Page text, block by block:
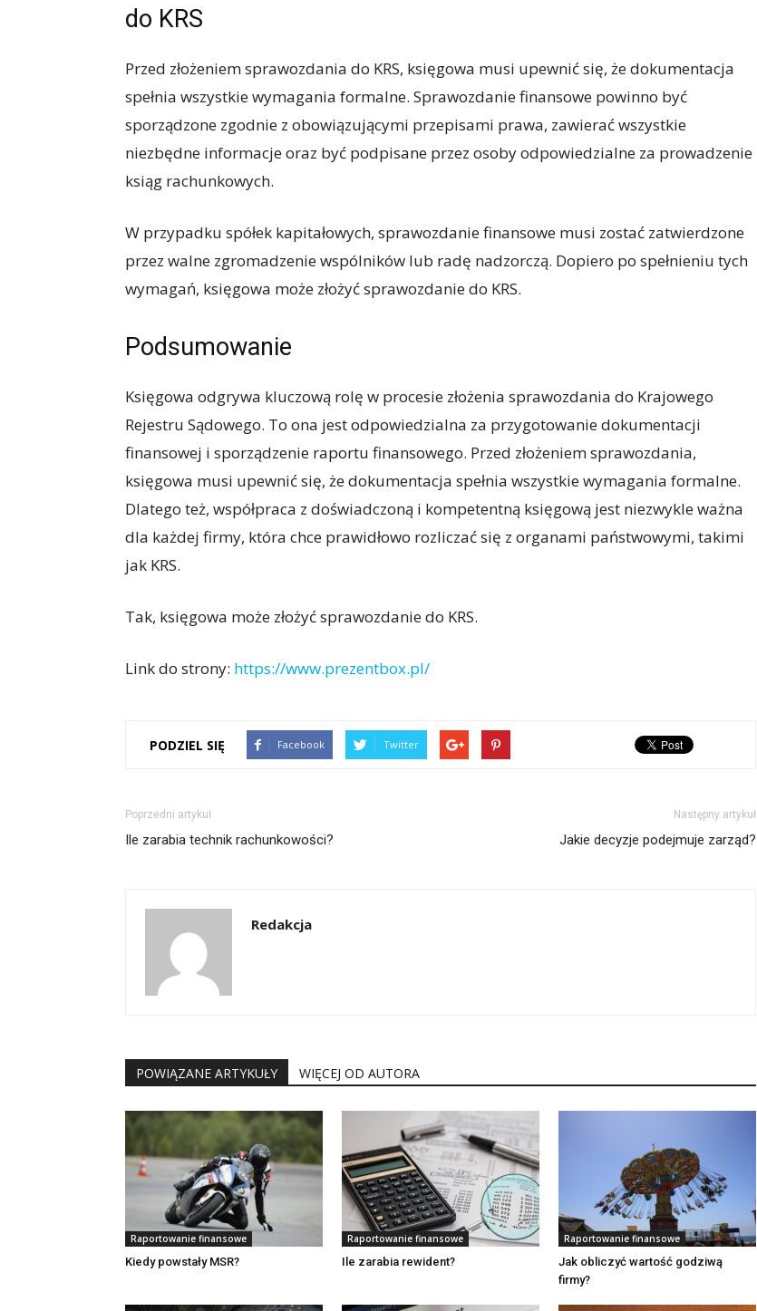
do KRS
Przed złożeniem sprawozdania do KRS, księgowa musi upewnić się, że dokumentacja
spełnia wszystkie wymagania formalne. Sprawozdanie finansowe powinno być
sporządzone zgodnie z obowiązującymi przepisami prawa, zawierać wszystkie
niezbędne informacje oraz być podpisane przez osoby odpowiedzialne za prowadzenie
ksiąg rachunkowych.
W przypadku spółek kapitałowych, sprawozdanie finansowe musi zostać zatwierdzone
przez walne zgromadzenie wspólników lub radę nadzorczą. Dopiero po spełnieniu tych
wymagań, księgowa może złożyć sprawozdanie do KRS.
Podsumowanie
Księgowa odgrywa kluczową rolę w procesie złożenia sprawozdania do Krajowego
Rejestru Sądowego. To ona jest odpowiedzialna za przygotowanie dokumentacji
finansowej i sporządzenie raportu finansowego. Przed złożeniem sprawozdania,
księgowa musi upewnić się, że dokumentacja spełnia wszystkie wymagania formalne.
Dlatego też, współpraca z doświadczoną i kompetentną księgową jest niezwykle ważna
dla każdej firmy, która chce prawidłowo rozliczać się z organami państwowymi, takimi
jak KRS.
Tak, księgowa może złożyć sprawozdanie do KRS.
Link do strony: https://www.prezentbox.pl/
PODZIEL SIĘ Facebook Twitter
Poprzedni artykuł
Ile zarabia technik rachunkowości?
Następny artykuł
Jakie decyzje podejmuje zarząd?
Redakcja
POWIĄZANE ARTYKUŁY WIĘCEJ OD AUTORA
Raportowanie finansowe
Kiedy powstały MSR?
Raportowanie finansowe
Ile zarabia rewident?
Raportowanie finansowe
Jak obliczyć wartość godziwą
firmy?